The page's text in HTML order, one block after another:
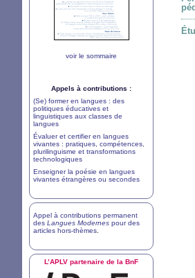
voir le sommaire
Appels à contributions :
(Se) former en langues : des
politiques éducatives et
linguistiques aux classes de
langues
Évaluer et certifier en langues
vivantes : pratiques, compétences,
plurilinguisme et transformations
technologiques
Enseigner la poésie en langues
vivantes étrangères ou secondes
Appel à contributions permanent
des Langues Modernes pour des
articles hors-thèmes
L’APLV partenaire de la BnF